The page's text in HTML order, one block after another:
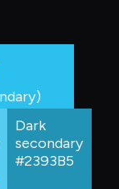
)
Dark
secondary
#2393B5